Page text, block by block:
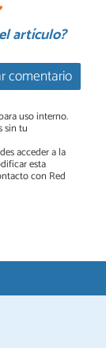
artículo?
comentario
uso interno.
sin tu
acceder a la
esta
con Red